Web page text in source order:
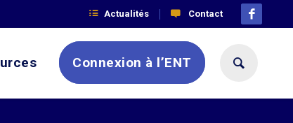
Actualités Contact
Connexion à l’ENT